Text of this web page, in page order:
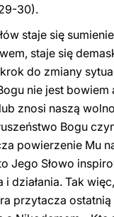
30).
staje się
staje się
do zmiany
nie jest bowiem
znosi naszą
Bogu
powierzenie Mu
Jego Słowo
działania. Tak
przytacza